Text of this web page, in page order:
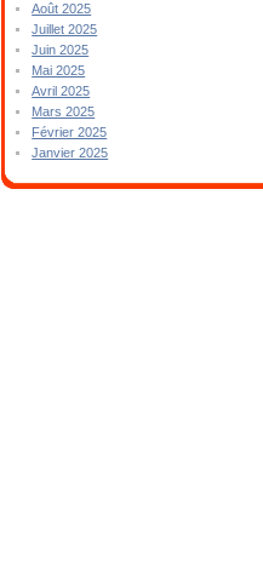
Août 2025
Juillet 2025
Juin 2025
Mai 2025
Avril 2025
Mars 2025
Février 2025
Janvier 2025